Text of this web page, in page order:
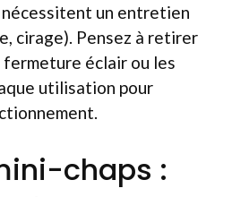
un entretien
cirage). Pensez à retirer
éclair ou les
utilisation pour
chaps :